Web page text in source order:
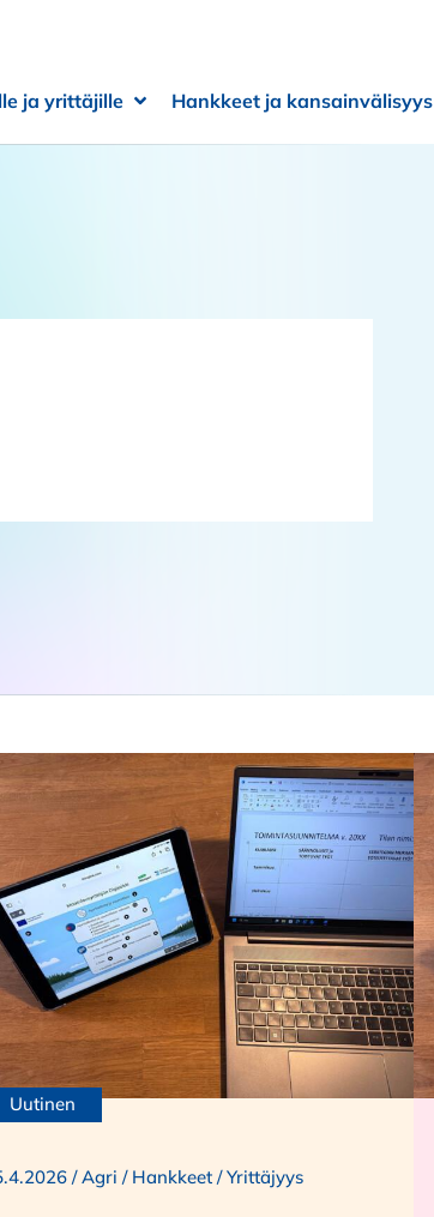
ja yrittäjille
Avaa alivalikko
Sulje alivalikko
Hankkeet ja kansainvälisyys
Uutinen
/Agri / Hankkeet /Yrittäjyys